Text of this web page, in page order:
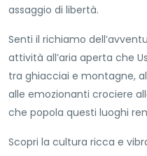
assaggio di libertà.
Senti il richiamo
attività all’aria aperta che
tra ghiacciai e montagne,
alle emozionanti crociere
che popola questi luoghi
Scopri la cultura ricca e